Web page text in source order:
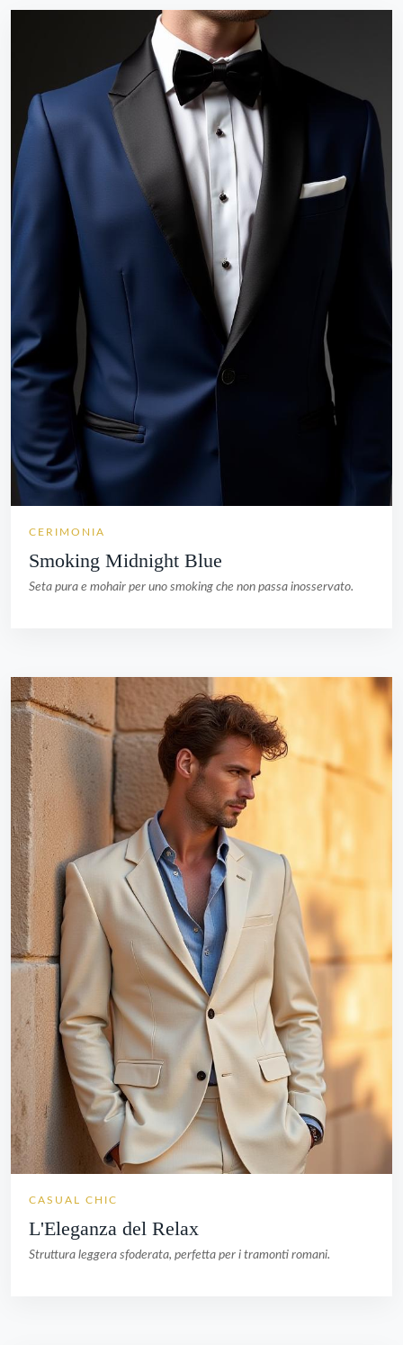
CERIMONIA
Smoking Midnight Blue
Seta pura e mohair per uno smoking che non passa inosservato.
CASUAL CHIC
L'Eleganza del Relax
Struttura leggera sfoderata, perfetta per i tramonti romani.